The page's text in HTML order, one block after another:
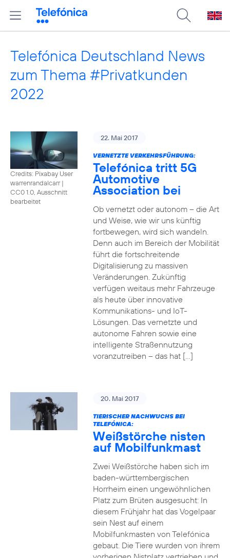
Telefónica Deutschland News
zum Thema #Privatkunden
2022
Credits: Pixabay User
warrenrandalcarr|
CC0 1.0, Ausschnitt
bearbeitet
22. Mai 2017
VERNETZTE VERKEHRSFÜHRUNG:
Telefónica tritt 5G
Automotive
Association bei
Ob vernetzt oder autonom – die Art
und Weise, wie wir uns künftig
fortbewegen, wird sich wandeln.
Denn auch im Bereich der Mobilität
führt die fortschreitende
Digitalisierung zu massiven
Veränderungen. Zukünftig
verfügen weitaus mehr Fahrzeuge
als heute über innovative
Kommunikations- und IoT-
Lösungen. Das vernetzte und
autonome Fahren sowie eine
intelligente Straßennutzung
voranzutreiben – das hat […]
20. Mai 2017
TIERISCHER NACHWUCHS BEI
TELEFÓNICA:
Weißstörche nisten
auf Mobilfunkmast
Zwei Weißstörche haben sich im
baden-württembergischen
Horrheim einen ungewöhnlichen
Platz zum Brüten ausgesucht: In
diesem Frühjahr hat das Vogelpaar
sein Nest auf einem
Mobilfunkmasten von Telefónica
gebaut. Die Tiere wurden von ihrem